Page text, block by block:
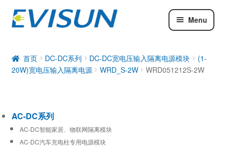
Menu
DC-DC系列
工业通信模块
首页 DC-DC系列 DC-DC宽电压输入隔离电源模块
(1-
20W)宽电压输入隔离电源
WRD_S-2W WRD051212S-2W
AC-DC系列
AC-DC智能家居、物联网隔离模块
AC-DC汽车充电柱专用电源模块